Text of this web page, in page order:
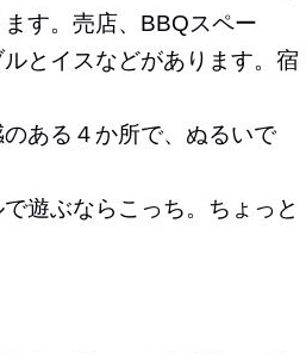
す。売店、BBQスペー
とイスなどがあります。宿
ある４か所で、ぬるいで
遊ぶならこっち。ちょっと